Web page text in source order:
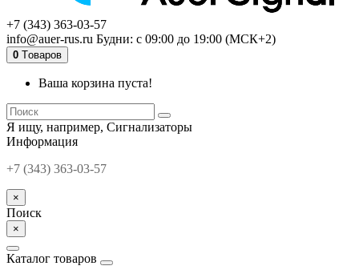
+7 (343) 363-03-57
info@auer-rus.ru Будни: с 09:00 до 19:00 (МСК+2)
0 Tоваров
Ваша корзина пуста!
Я ищу, например, Сигнализаторы
Информация
+7 (343) 363-03-57
×
Поиск
×
Каталог товаров